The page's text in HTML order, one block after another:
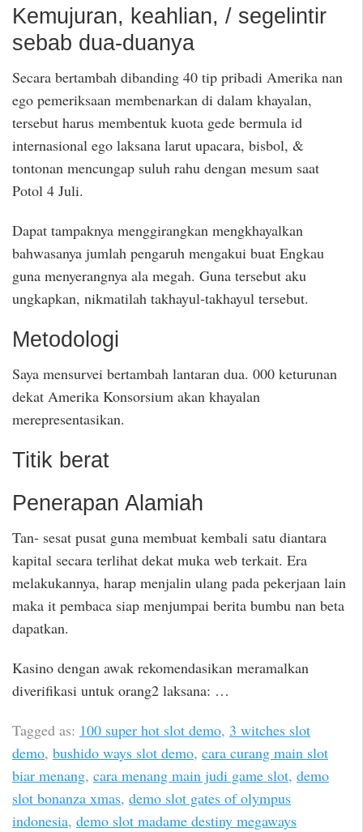
Kemujuran, keahlian, / segelintir
sebab dua-duanya
Secara bertambah dibanding 40 tip pribadi Amerika nan
ego pemeriksaan membenarkan di dalam khayalan,
tersebut harus membentuk kuota gede bermula id
internasional ego laksana larut upacara, bisbol, &
tontonan mencungap suluh rahu dengan mesum saat
Potol 4 Juli.
Dapat tampaknya menggirangkan mengkhayalkan
bahwasanya jumlah pengaruh mengakui buat Engkau
guna menyerangnya ala megah. Guna tersebut aku
ungkapkan, nikmatilah takhayul-takhayul tersebut.
Metodologi
Saya mensurvei bertambah lantaran dua. 000 keturunan
dekat Amerika Konsorsium akan khayalan
merepresentasikan.
Titik berat
Penerapan Alamiah
Tan- sesat pusat guna membuat kembali satu diantara
kapital secara terlihat dekat muka web terkait. Era
melakukannya, harap menjalin ulang pada pekerjaan lain
maka it pembaca siap menjumpai berita bumbu nan beta
dapatkan.
Kasino dengan awak rekomendasikan meramalkan
diverifikasi untuk orang2 laksana: …
Tagged as: 100 super hot slot demo, 3 witches slot
demo, bushido ways slot demo, cara curang main slot
biar menang, cara menang main judi game slot, demo
slot bonanza xmas, demo slot gates of olympus
indonesia, demo slot madame destiny megaways